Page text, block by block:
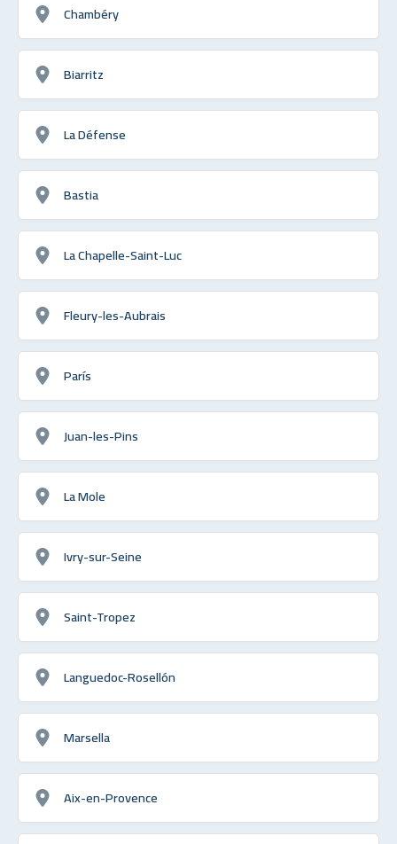
Chambéry
Biarritz
La Défense
Bastia
La Chapelle-Saint-Luc
Fleury-les-Aubrais
París
Juan-les-Pins
La Mole
Ivry-sur-Seine
Saint-Tropez
Languedoc-Rosellón
Marsella
Aix-en-Provence